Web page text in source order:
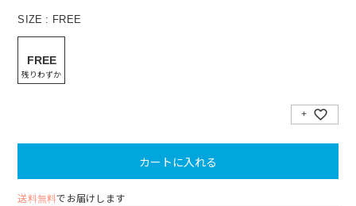
SIZE FREE
FREE
残りわずか
カートに入れる
送料無料でお届けします